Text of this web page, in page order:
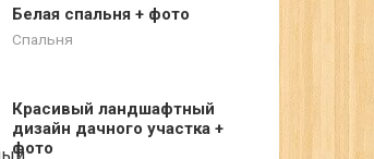
Белая спальня + фото
Спальня
Красивый ландшафтный
дизайн дачного участка +
фото